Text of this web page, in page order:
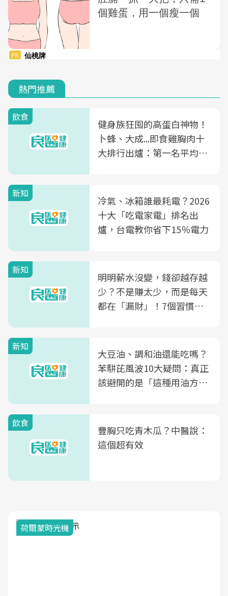
熱門推薦
飲食
健身族狂囤的高蛋白神物！
卜蜂、大成...即食雞胸肉十
大排行出爐：第一名平均一
新知
冷氣、冰箱誰最耗電？2026
十大「吃電家電」排名出
爐，台電教你省下15％電力
新知
明明薪水沒變，錢卻越存越
少？不是賺太少，而是每天
都在「漏財」！7個習慣一
新知
大豆油、調和油還能吃嗎？
苯駢芘風波10大疑問：真正
該避開的是「這種用油方
飲食
豐胸只吃青木瓜？中醫說：
這個超有效
荷爾蒙時光機